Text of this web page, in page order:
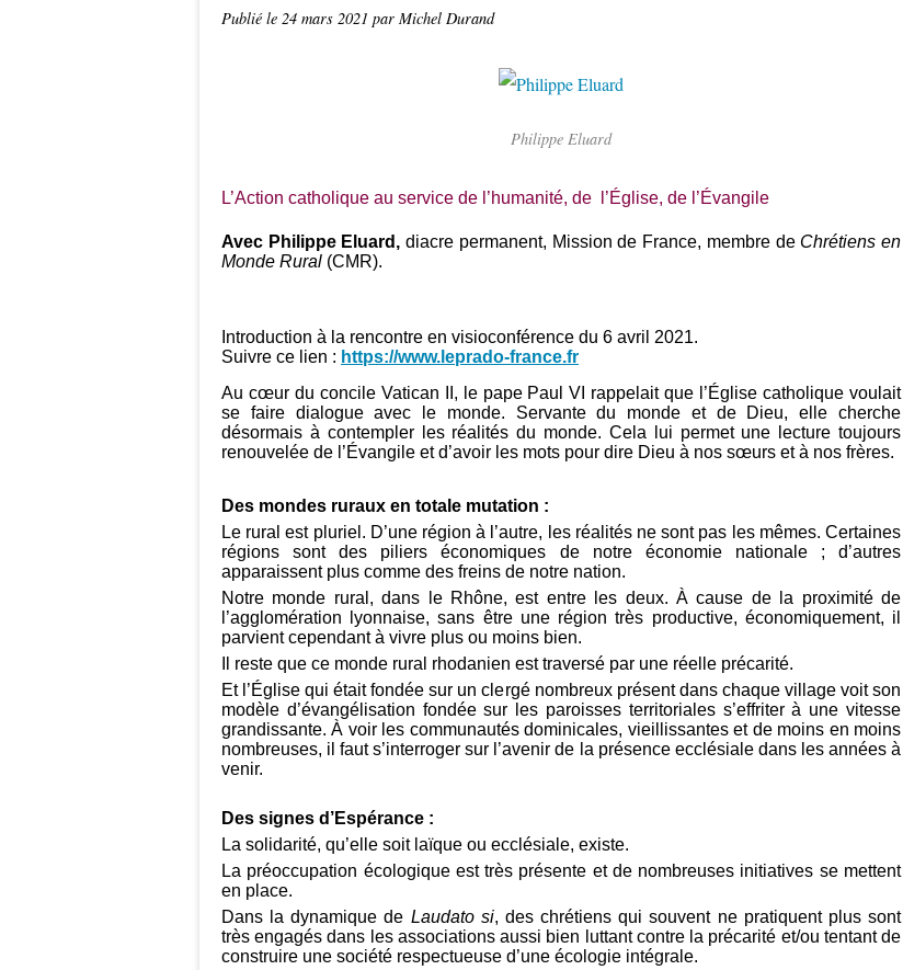
Publié le 24 mars 2021 par Michel Durand
Philippe Eluard
L’Action catholique au service de l’humanité, de l’Église, de l’Évangile
Avec Philippe Eluard,diacre permanent, Mission de France, membre de Chrétiens en
Monde Rural (CMR).
Introduction à la rencontre en visioconférence du 6 avril 2021.
Suivre ce lien : https://www.leprado-france.fr
Au cœur du concile Vatican II, le pape Paul VI rappelait que l’Église catholique voulait
se faire dialogue avec le monde. Servante du monde et de Dieu, elle cherche
désormais à contempler les réalités du monde. Cela lui permet une lecture toujours
renouvelée de l’Évangile et d’avoir les mots pour dire Dieu à nos sœurs et à nos frères.
Des mondes ruraux en totale mutation :
Le rural est pluriel. D’une région à l’autre, les réalités ne sont pas les mêmes. Certaines
régions sont des piliers économiques de notre économie nationale ; d’autres
apparaissent plus comme des freins de notre nation.
Notre monde rural, dans le Rhône, est entre les deux. À cause de la proximité de
l’agglomération lyonnaise, sans être une région très productive, économiquement, il
parvient cependant à vivre plus ou moins bien.
Il reste que ce monde rural rhodanien est traversé par une réelle précarité.
Et l’Église qui était fondée sur un clergé nombreux présent dans chaque village voit son
modèle d’évangélisation fondée sur les paroisses territoriales s’effriter à une vitesse
grandissante. À voir les communautés dominicales, vieillissantes et de moins en moins
nombreuses, il faut s’interroger sur l’avenir de la présence ecclésiale dans les années à
venir.
Des signes d’Espérance :
La solidarité, qu’elle soit laïque ou ecclésiale, existe.
La préoccupation écologique est très présente et de nombreuses initiatives se mettent
en place.
Dans la dynamique de Laudato si, des chrétiens qui souvent ne pratiquent plus sont
très engagés dans les associations aussi bien luttant contre la précarité et/ou tentant de
construire une société respectueuse d’une écologie intégrale.